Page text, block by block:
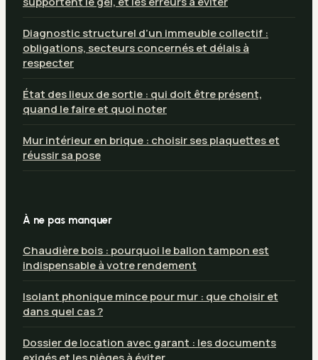
Diagnostic structurel d’un immeuble collectif :
obligations, secteurs concernés et délais à
respecter
État des lieux de sortie : qui doit être présent,
quand le faire et quoi noter
Mur intérieur en brique : choisir ses plaquettes et
réussir sa pose
À ne pas manquer
Chaudière bois : pourquoi le ballon tampon est
indispensable à votre rendement
Isolant phonique mince pour mur : que choisir et
dans quel cas ?
Dossier de location avec garant : les documents